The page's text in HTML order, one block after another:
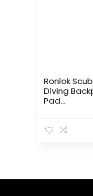
Ronlok
Diving
Pad
Rugkussen